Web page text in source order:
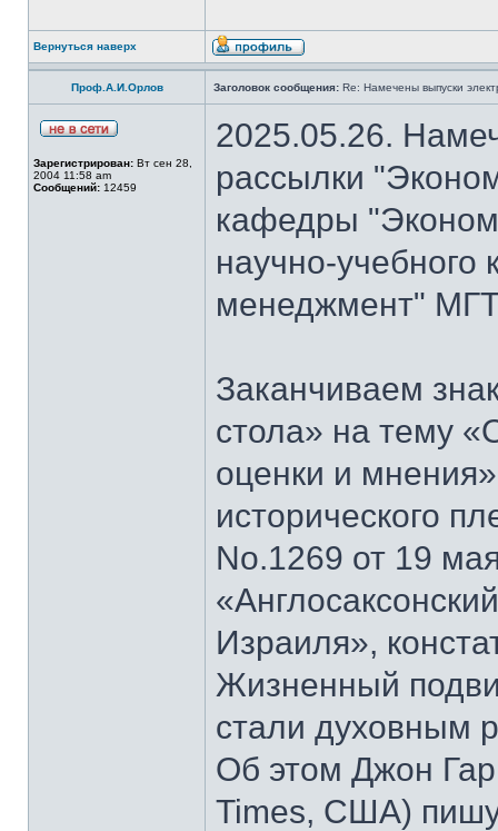
Вернуться наверх
Проф.А.И.Орлов Заголовок сообщения: Re: Намечены выпуски
Зарегистрирован: Вт сен 28,
2004 11:58 am
Сообщений: 12459
2025.05.26.
рассылки
кафедры
научно-
менеджмент"
Заканчиваем
стола» на тему
оценки и
исторического
No.1269 от 19
Израиля»,
Жизненный
стали духовным
Об этом Джон
Times, США)